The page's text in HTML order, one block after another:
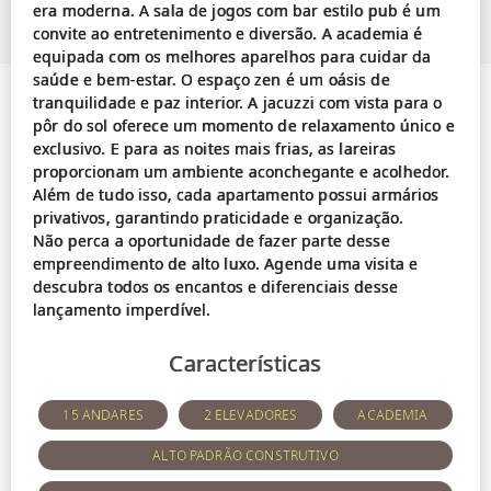
era moderna. A sala de jogos com bar estilo pub é um
convite ao entretenimento e diversão. A academia é
equipada com os melhores aparelhos para cuidar da
saúde e bem-estar. O espaço zen é um oásis de
tranquilidade e paz interior. A jacuzzi com vista para o
pôr do sol oferece um momento de relaxamento único e
exclusivo. E para as noites mais frias, as lareiras
proporcionam um ambiente aconchegante e acolhedor.
Além de tudo isso, cada apartamento possui armários
privativos, garantindo praticidade e organização.
Não perca a oportunidade de fazer parte desse
empreendimento de alto luxo. Agende uma visita e
descubra todos os encantos e diferenciais desse
Características
15 ANDARES 2 ELEVADORES ACADEMIA
ALTO PADRÃO CONSTRUTIVO